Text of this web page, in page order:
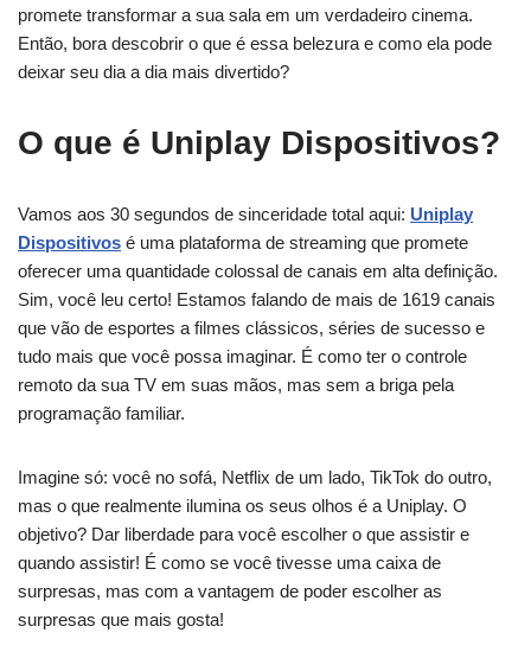
promete transformar a sua sala em um verdadeiro cinema.
Então, bora descobrir o que é essa belezura e como ela pode
deixar seu dia a dia mais divertido?
O que é Uniplay Dispositivos?
Vamos aos 30 segundos de sinceridade total aqui: Uniplay
Dispositivos é uma plataforma de streaming que promete
oferecer uma quantidade colossal de canais em alta definição.
Sim, você leu certo! Estamos falando de mais de 1619 canais
que vão de esportes a filmes clássicos, séries de sucesso e
tudo mais que você possa imaginar. É como ter o controle
remoto da sua TV em suas mãos, mas sem a briga pela
programação familiar.
Imagine só: você no sofá, Netflix de um lado, TikTok do outro,
mas o que realmente ilumina os seus olhos é a Uniplay. O
objetivo? Dar liberdade para você escolher o que assistir e
quando assistir! É como se você tivesse uma caixa de
surpresas, mas com a vantagem de poder escolher as
surpresas que mais gosta!